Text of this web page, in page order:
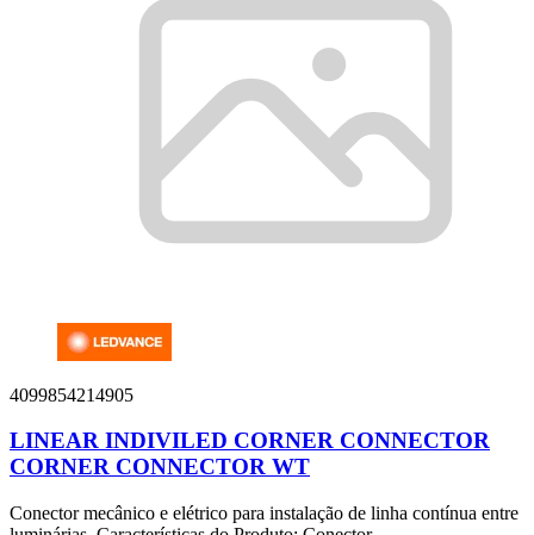
4099854214905
LINEAR INDIVILED CORNER CONNECTOR
CORNER CONNECTOR WT
Conector mecânico e elétrico para instalação de linha contínua entre